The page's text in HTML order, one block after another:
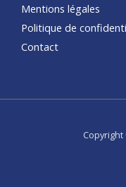
Mentions légales
Politique de
Contact